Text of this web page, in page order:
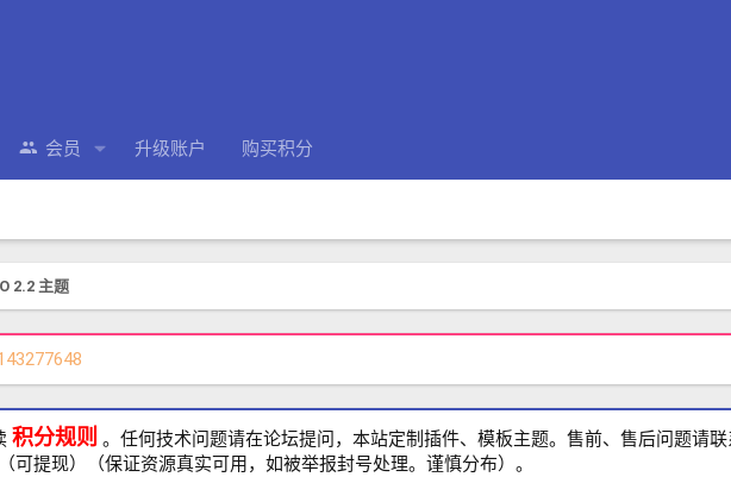
会员 升级账户 购买积分
2.2 主题
积分规则 。任何技术问题请在论坛提问，本站定制插件、模板主题。售前、售后问题请联
可提现）（保证资源真实可用，如被举报封号处理。谨慎分布）。